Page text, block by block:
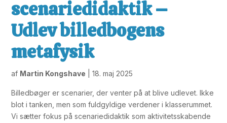
scenariedidaktik –
Udlev billedbogens
metafysik
af Martin Kongshave |18. maj 2025
Billedbøger er scenarier, der venter på at blive udlevet. Ikke
blot i tanken, men som fuldgyldige verdener i klasserummet.
Vi sætter fokus på scenariedidaktik som aktivitetsskabende